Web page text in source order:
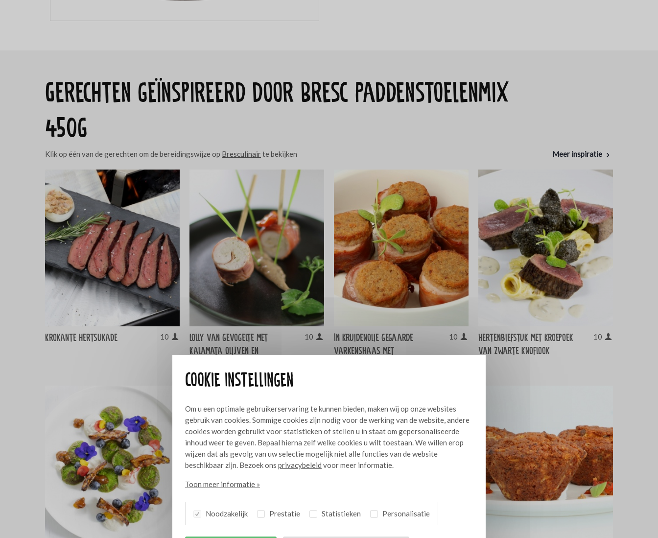
Cookie instellingen
Om u een optimale gebruikerservaring te kunnen bieden, maken wij op onze websites
gebruik van cookies. Sommige cookies zijn nodig voor de werking van de website, andere
cookies worden gebruikt voor statistieken of stellen u in staat om gepersonaliseerde
inhoud weer te geven. Bepaal hierna zelf welke cookies u wilt toestaan. We willen erop
wijzen dat als gevolg van uw selectie mogelijk niet alle functies van de website
beschikbaar zijn. Bezoek ons privacybeleid voor meer informatie.
Toon meer informatie »
Noodzakelijk Prestatie Statistieken Personalisatie
Gerechten geïnspireerd door Bresc Paddenstoelenmix
450g
Klik op één van de gerechten om de bereidingswijze op Bresculinairte bekijken Meer inspiratie
Krokante hertsukade 10
Lolly van gevogelte met
Kalamata olijven en
10
In kruidenolie gegaarde
varkenshaas met
10
Hertenbiefstuk met kroepoek
van zwarte knoflook
10